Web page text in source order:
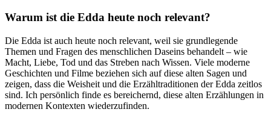
Warum ist die Edda heute noch relevant?
Die Edda ist auch heute noch relevant, weil sie grundlegende
Themen und Fragen des menschlichen Daseins behandelt – wie
Macht, Liebe, Tod und das Streben nach Wissen. Viele moderne
Geschichten und Filme beziehen sich auf diese alten Sagen und
zeigen, dass die Weisheit und die Erzähltraditionen der Edda zeitlos
sind. Ich persönlich finde es bereichernd, diese alten Erzählungen in
modernen Kontexten wiederzufinden.